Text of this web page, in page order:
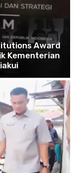
Award
Kementerian